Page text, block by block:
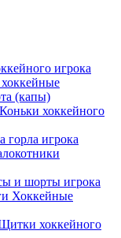
игрока
(капы)
Коньки хоккейного
горла игрока
и шорты игрока
Хоккейные
хоккейного